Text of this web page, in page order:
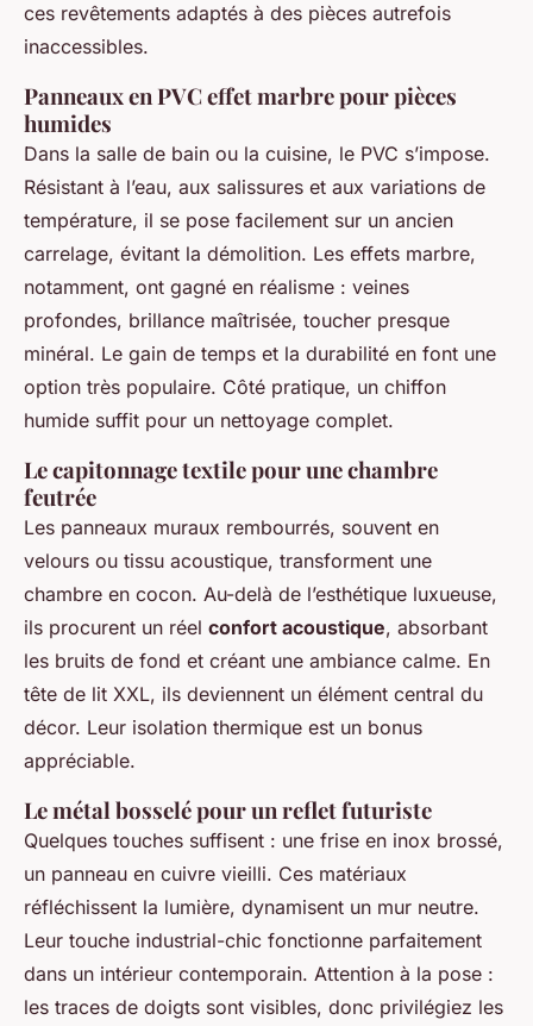
ces revêtements adaptés à des pièces autrefois
inaccessibles.
Panneaux en PVC effet marbre pour pièces
humides
Dans la salle de bain ou la cuisine, le PVC s’impose.
Résistant à l’eau, aux salissures et aux variations de
température, il se pose facilement sur un ancien
carrelage, évitant la démolition. Les effets marbre,
notamment, ont gagné en réalisme : veines
profondes, brillance maîtrisée, toucher presque
minéral. Le gain de temps et la durabilité en font une
option très populaire. Côté pratique, un chiffon
humide suffit pour un nettoyage complet.
Le capitonnage textile pour une chambre
feutrée
Les panneaux muraux rembourrés, souvent en
velours ou tissu acoustique, transforment une
chambre en cocon. Au-delà de l’esthétique luxueuse,
ils procurent un réel confort acoustique, absorbant
les bruits de fond et créant une ambiance calme. En
tête de lit XXL, ils deviennent un élément central du
décor. Leur isolation thermique est un bonus
appréciable.
Le métal bosselé pour un reflet futuriste
Quelques touches suffisent : une frise en inox brossé,
un panneau en cuivre vieilli. Ces matériaux
réfléchissent la lumière, dynamisent un mur neutre.
Leur touche industrial-chic fonctionne parfaitement
dans un intérieur contemporain. Attention à la pose :
les traces de doigts sont visibles, donc privilégiez les